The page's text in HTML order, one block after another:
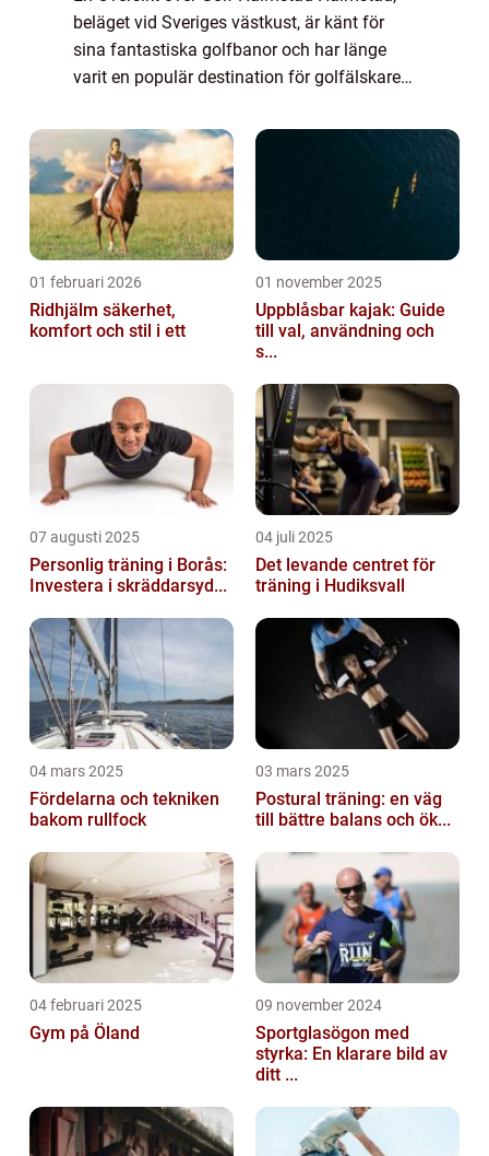
beläget vid Sveriges västkust, är känt för
sina fantastiska golfbanor och har länge
varit en populär destination för golfälskare.
och utmärkta golfinfrastruktur har Ha...
01 februari 2026
Ridhjälm säkerhet,
komfort och stil i ett
01 november 2025
Uppblåsbar kajak: Guide
till val, användning och
s...
07 augusti 2025
Personlig träning i Borås:
Investera i skräddarsyd...
04 juli 2025
Det levande centret för
träning i Hudiksvall
04 mars 2025
Fördelarna och tekniken
bakom rullfock
03 mars 2025
Postural träning: en väg
till bättre balans och ök...
04 februari 2025
Gym på Öland
09 november 2024
Sportglasögon med
styrka: En klarare bild av
ditt ...